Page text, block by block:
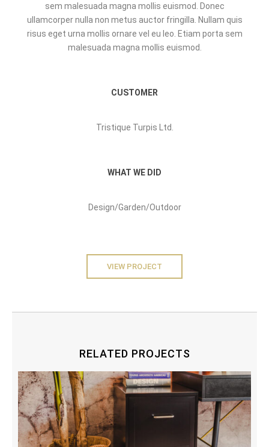
sem malesuada magna mollis euismod. Donec
ullamcorper nulla non metus auctor fringilla. Nullam quis
risus eget urna mollis ornare vel eu leo. Etiam porta sem
malesuada magna mollis euismod.
CUSTOMER
Tristique Turpis Ltd.
WHAT WE DID
Design/Garden/Outdoor
VIEW PROJECT
RELATED PROJECTS